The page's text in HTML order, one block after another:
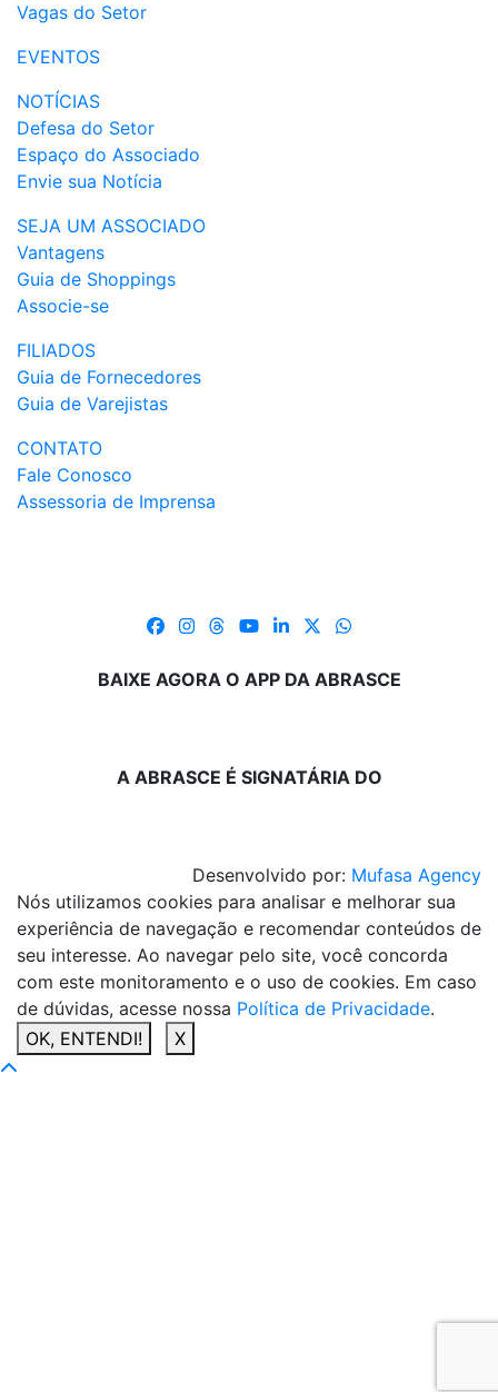
Vagas do Setor
EVENTOS
NOTÍCIAS
Defesa do Setor
Espaço do Associado
Envie sua Notícia
SEJA UM ASSOCIADO
Vantagens
Guia de Shoppings
Associe-se
FILIADOS
Guia de Fornecedores
Guia de Varejistas
CONTATO
Fale Conosco
Assessoria de Imprensa
BAIXE AGORA O APP DA ABRASCE
A ABRASCE É SIGNATÁRIA DO
Desenvolvido por: Mufasa Agency
Nós utilizamos cookies para analisar e melhorar sua
experiência de navegação e recomendar conteúdos de
seu interesse. Ao navegar pelo site, você concorda
com este monitoramento e o uso de cookies. Em caso
de dúvidas, acesse nossa Política de Privacidade.
OK, ENTENDI!
X